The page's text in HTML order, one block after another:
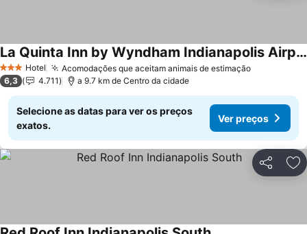
3 EstrelasHotel Acomodações que aceitam animais de estimação
La Quinta Inn by Wyndham Indianapolis Airport Executive Dr
6,3 4.711 a 9.7 km de Centro da cidade
Selecione as datas para ver os preços
exatos.
Ver preços
Partilhar